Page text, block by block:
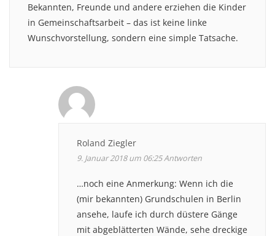
Bekannten, Freunde und andere erziehen die Kinder
in Gemeinschaftsarbeit – das ist keine linke
Wunschvorstellung, sondern eine simple Tatsache.
Roland Ziegler
9. Januar 2018 um 06:25Antworten
…noch eine Anmerkung: Wenn ich die
(mir bekannten) Grundschulen in Berlin
ansehe, laufe ich durch düstere Gänge
mit abgeblätterten Wände, sehe dreckige